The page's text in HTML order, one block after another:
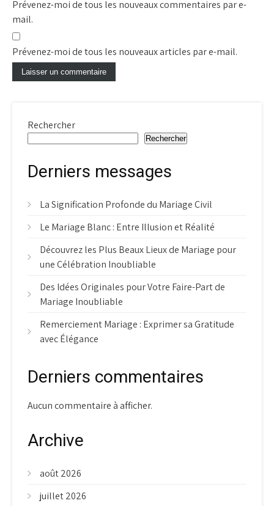
Prévenez-moi de tous les nouveaux commentaires par e-
mail.
Prévenez-moi de tous les nouveaux articles par e-mail.
Rechercher
Rechercher
Derniers messages
La Signification Profonde du Mariage Civil
Le Mariage Blanc : Entre Illusion et Réalité
Découvrez les Plus Beaux Lieux de Mariage pour
une Célébration Inoubliable
Des Idées Originales pour Votre Faire-Part de
Mariage Inoubliable
Remerciement Mariage : Exprimer sa Gratitude
avec Élégance
Derniers commentaires
Aucun commentaire à afficher.
Archive
août 2026
juillet 2026